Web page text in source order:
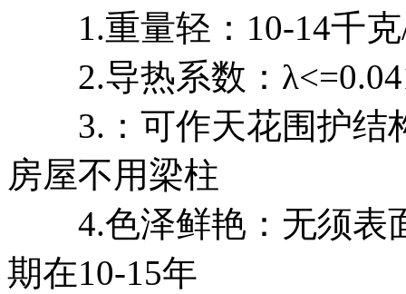
1.重量轻：10-14千克/
2.导热系数：
3.：可作天花围护结
房屋不用梁柱
4.色泽鲜艳：无须表
期在10-15年